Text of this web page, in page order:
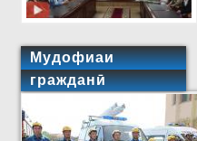
Мудофиаи
гражданӣ